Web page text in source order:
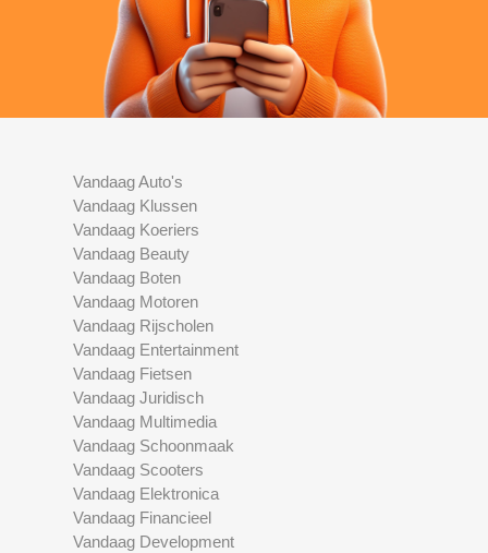
Vandaag Auto's
Vandaag Klussen
Vandaag Koeriers
Vandaag Beauty
Vandaag Boten
Vandaag Motoren
Vandaag Rijscholen
Vandaag Entertainment
Vandaag Fietsen
Vandaag Juridisch
Vandaag Multimedia
Vandaag Schoonmaak
Vandaag Scooters
Vandaag Elektronica
Vandaag Financieel
Vandaag Development